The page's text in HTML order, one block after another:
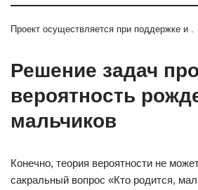
Проект осуществляется при поддержке и .
Решение задач про
вероятность
мальчиков
Конечно, теория вероятности не
сакральный вопрос «Кто родится,